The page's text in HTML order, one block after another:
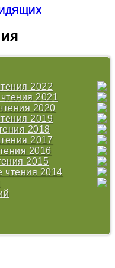
2022
2021
2020
2019
семинара 2019
2018
семинара 2018
2017
2016
2015
чтения 2014
2009
вологодских
В.И.